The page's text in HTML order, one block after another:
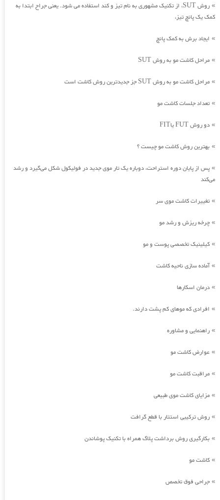
»
روش SUT، از تکنیک مشهوری به نام تیز و کند استفاده می شود. یعنی جراح ابتدا به
کمک یک پانچ تیز،
» ایجاد برش به کمک پانچ
» مراحل کاشت مو به روش SUT
» مراحل کاشت مو به روش SUT جز جدیدترین روش کاشت است
» تعداد جلسات کاشت مو
» دو روش FUT یاFIT
» بهترین روش کاشت مو چیست ؟
» پس از پایان دوره استراحت، دوباره یک تار موی جدید در فولیکول شکل می‌گیرد و رشد
می‌کند
» تغییرات کاشت موی سر
» چرخه ریزش و رشد مو
» کیلینیک تخصصی پوست و مو
»آماده سازی ناحیه کاشت
» درمان اسکارها
» افرادی که موهای کم پشت دارند.
» راهنمایی و مشاوره
» عوارض کاشت مو
» مراقبت کاشت مو
» مزایای کاشت موی طبیعی
» روش ترکیبی استتار با قطع گرافت
» بکارگیری روش برداشت پلاگ همراه با تکنیک پوشاندن
» کاشت مو
» جراحی فوق تخصص